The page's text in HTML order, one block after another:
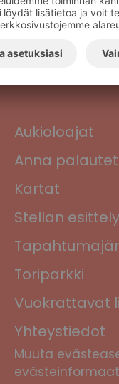
Aukioloajat
Anna
Kartat
Stellan esittely
Toriparkki
Vuokrattavat
Yhteystiedot
Muuta